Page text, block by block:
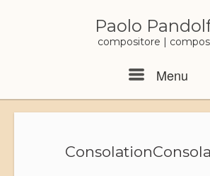
Paolo
compositore |
Menu
Consolation